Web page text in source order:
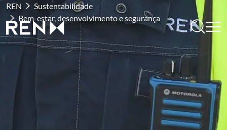
REN
Sustentabilidade
Bem-estar, desenvolvimento e segurança